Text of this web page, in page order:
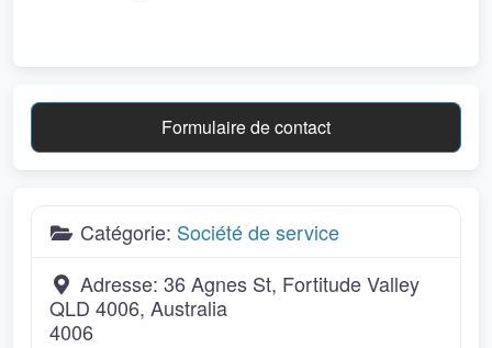
Formulaire de contact
Catégorie: Société de service
Adresse: 36 Agnes St, Fortitude Valley
QLD 4006, Australia
4006